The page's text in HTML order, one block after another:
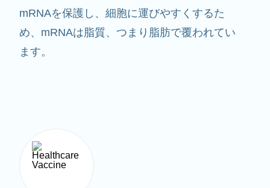
mRNAを保護し、細胞に運びやすくするた
め、mRNAは脂質、つまり脂肪で覆われてい
ます。